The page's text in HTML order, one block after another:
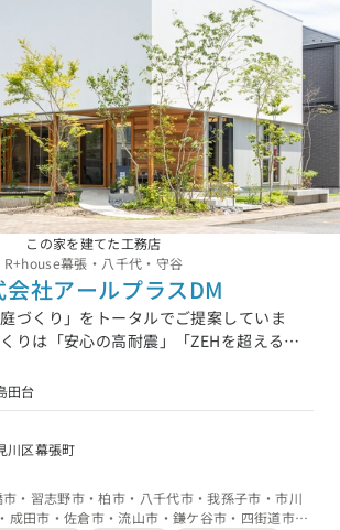
山梨県 (4)長野県 (3)
静岡県 (11)三重県 (1)
京都府 (0)滋賀県 (0)奈良県 (4)
鳥取県 (6)島根県 (6)
愛媛県 (0)高知県 (1)
長崎県 (0)
この家を建てた工務店
R+house幕張・八千代・守谷
会社アールプラスDM
庭づくり」をトータルでご提案していま
りは「安心の高耐震」「ZEHを超える高
せる高気密」「建築家によるあなただけ
としています。それぞれのご家族のライ
た空間をデザインし、そこで長く住んで
適で高性能な住宅を提供します。注文住
リフォームリノベーション工事を請け負
住宅関連でのご相談は弊社にお任せくだ
ち出来る幅を広げ、地域の暮らしを作
う努めてまいります。
田台
川区幕張町
・習志野市・柏市・八千代市・我孫子市・市川
成田市・佐倉市・流山市・鎌ケ谷市・四街道市・